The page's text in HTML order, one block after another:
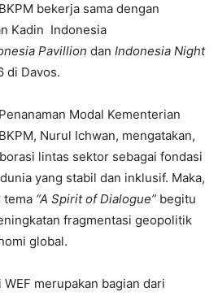
bekerja sama dengan
Kadin Indonesia
Pavillion dan Indonesia Night
di Davos.
Modal Kementerian
Nurul Ichwan, mengatakan,
lintas sektor sebagai fondasi
yang stabil dan inklusif. Maka,
tema “A Spirit of Dialogue” begitu
fragmentasi geopolitik
global.
merupakan bagian dari